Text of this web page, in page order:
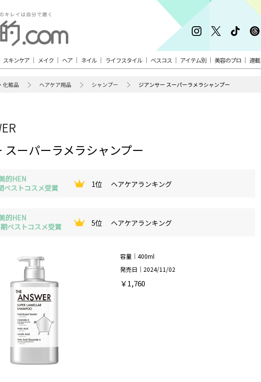
スキンケア メイク ヘア ネイル ライフスタイル ベスコス アイテム別 美容のプロ 連載
化粧品 ヘアケア用品 シャンプー ジアンサー スーパーラメラシャンプー
スーパーラメラシャンプー
的HEN
ベストコスメ受賞
1位 ヘアケアランキング
的HEN
ベストコスメ受賞
5位 ヘアケアランキング
容量｜400ml
発売日｜2024/11/02
￥1,760